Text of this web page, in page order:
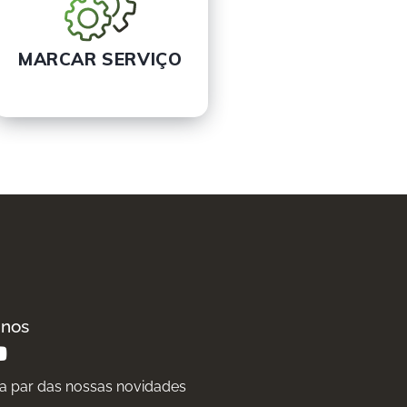
MARCAR SERVIÇO
par das nossas novidades